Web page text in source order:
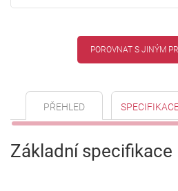
POROVNAT S JINÝM
PŘEHLED
Základní specifikace